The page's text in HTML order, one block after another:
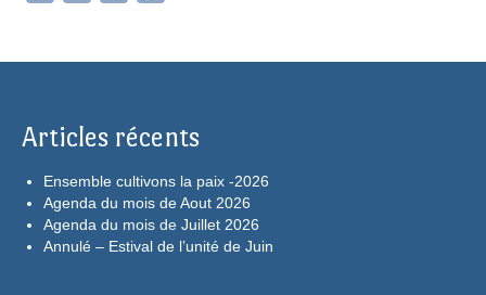
Articles récents
Ensemble cultivons la paix -2026
Agenda du mois de Aout 2026
Agenda du mois de Juillet 2026
Annulé – Estival de l’unité de Juin